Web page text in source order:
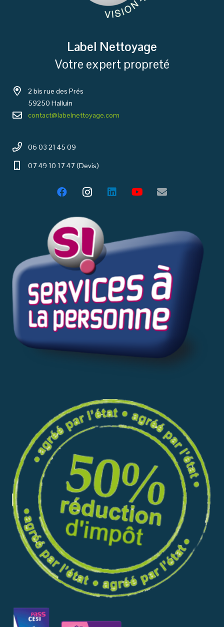
Label Nettoyage
Votre expert propreté
2 bis rue des Prés
59250 Halluin
contact@labelnettoyage.com
06 03 21 45 09
07 49 10 17 47 (Devis)